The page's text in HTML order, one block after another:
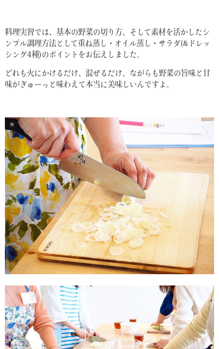
料理実習では、基本の野菜の切り方、そして素材を活かしたシ
ンプル調理方法として重ね蒸し・オイル蒸し・サラダ(&ドレッ
シング4種)のポイントをお伝えしました。
どれも火にかけるだけ、混ぜるだけ、ながらも野菜の旨味と甘
味がぎゅーっと味わえて本当に美味しいんですよ。